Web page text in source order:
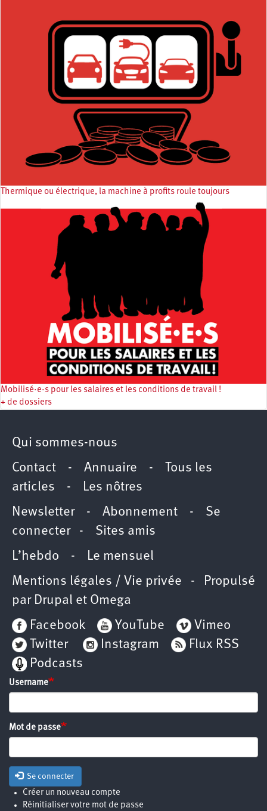
Thermique ou électrique, la machine à profits roule toujours
Mobilisé·e·s pour les salaires et les conditions de travail !
+ de dossiers
Qui sommes-nous
Contact - Annuaire -
Tous les
articles - Les nôtres
Newsletter- Abonnement - Se
connecter- Sites amis
L’hebdo - Le mensuel
Mentions légales / Vie privée - Propulsé
par Drupal et Omega
Facebook
YouTube
Vimeo
Twitter
Instagram
Flux RSS
Podcasts
Username
Mot de passe
Se connecter
Créer un nouveau compte
Réinitialiser votre mot de passe